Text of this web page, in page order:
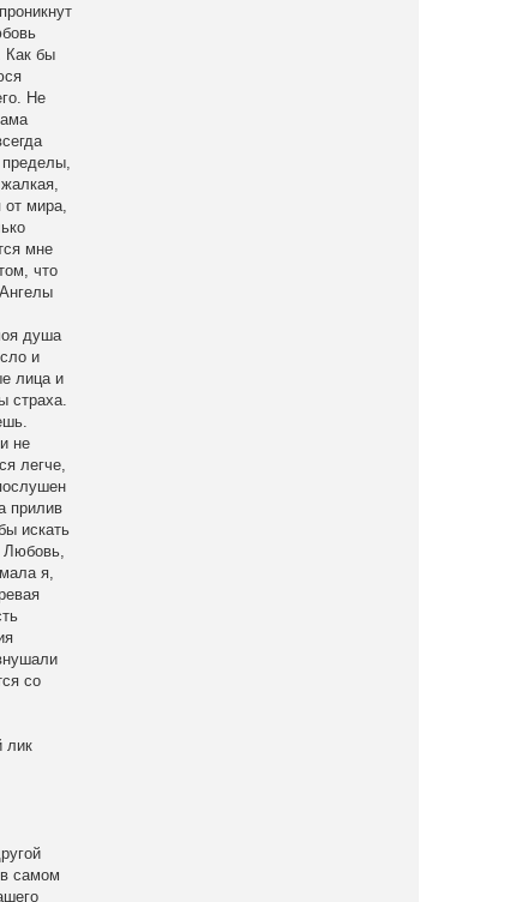
Как бы
Не
мира,
мне
что
душа
и
лица и
страха.
не
легче,
прилив
искать
я,
со
лик
самом